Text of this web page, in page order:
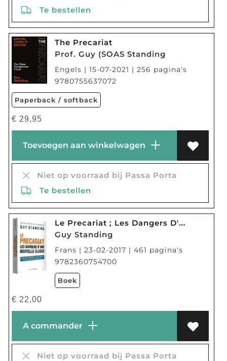
Te bestellen
The Precariat
Prof. Guy (SOAS Standing
Engels | 15-07-2021 | 256 pagina's
9780755637072
Paperback / softback
€ 29,95
Toevoegen aan winkelwagen
Niet op voorraad bij Passa Porta
Te bestellen
Le Precariat ; Les Dangers D'une Nouvelle Classe
Guy Standing
Frans | 23-02-2017 | 461 pagina's
9782360754700
Boek
€ 22,00
A commander
Niet op voorraad bij Passa Porta